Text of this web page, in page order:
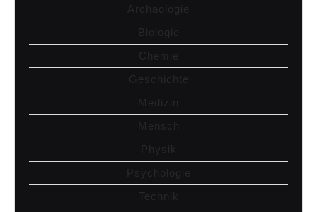
Archäologie
Biologie
Chemie
Geschichte
Medizin
Mensch
Physik
Psychologie
Technik